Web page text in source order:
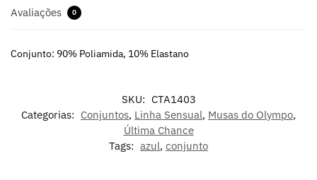
Avaliações 0
Conjunto: 90% Poliamida, 10% Elastano
SKU: CTA1403
Categorias: Conjuntos, Linha Sensual, Musas do Olympo,
Última Chance
Tags: azul, conjunto